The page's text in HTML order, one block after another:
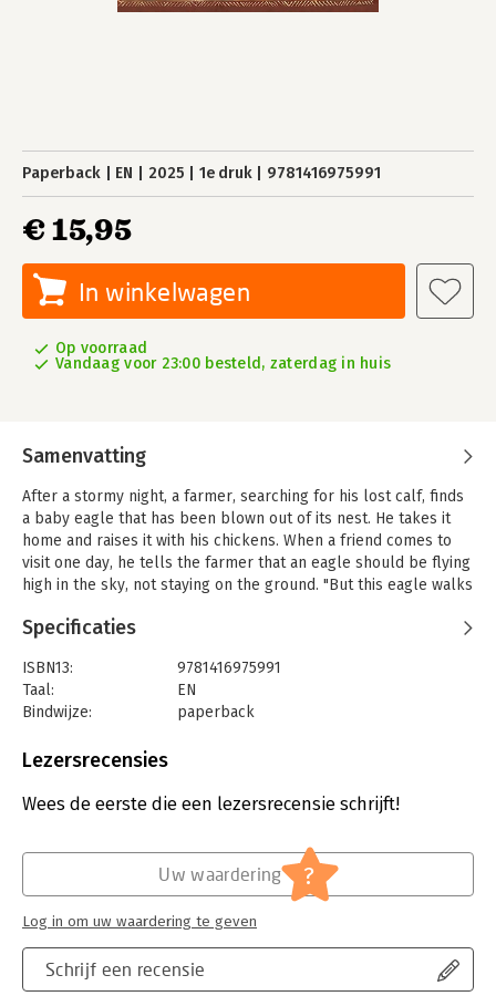
Paperback EN 2025 1e druk 9781416975991
€ 15,95
In winkelwagen
Op voorraad
Vandaag voor 23:00 besteld, zaterdag in huis
Samenvatting
After a stormy night, a farmer, searching for his lost calf, finds
a baby eagle that has been blown out of its nest. He takes it
home and raises it with his chickens. When a friend comes to
visit one day, he tells the farmer that an eagle should be flying
high in the sky, not staying on the ground. "But this eagle walks
the farmer replies.
sees the chickens on the ground and drops down each time. At
last the friend, followed by the farmer, carries the young eagle
back into the mountains and places the great bird on a rocky
and the sun appears, the friend cries, "Fly, Eagle, fly!" and the
This simply told yet dramatic story from Africa will delight
as Archbishop Tutu puts it in his foreword. In lovely, expressive
paintings of great beauty, sparked with touches of humor, Niki
Daly, an internationally known artist, catches the essence of
this powerful tale.
Specificaties
ISBN13:
9781416975991
Taal:
EN
Bindwijze:
paperback
Uitgever:
Verschijningsdatum:
18-6-2025
Lezersrecensies
Wees de eerste die een lezersrecensie schrijft!
Schrijf een recensie
Uw waardering ?
Log in om uw waardering te geven